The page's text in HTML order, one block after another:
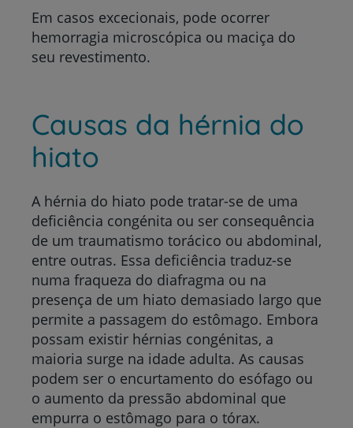
Em casos excecionais, pode ocorrer
hemorragia microscópica ou maciça do
seu revestimento.
Causas da hérnia do
hiato
A hérnia do hiato pode tratar-se de uma
deficiência congénita ou ser consequência
de um traumatismo torácico ou abdominal,
entre outras. Essa deficiência traduz-se
numa fraqueza do diafragma ou na
presença de um hiato demasiado largo que
permite a passagem do estômago. Embora
possam existir hérnias congénitas, a
maioria surge na idade adulta. As causas
podem ser o encurtamento do esófago ou
o aumento da pressão abdominal que
empurra o estômago para o tórax.